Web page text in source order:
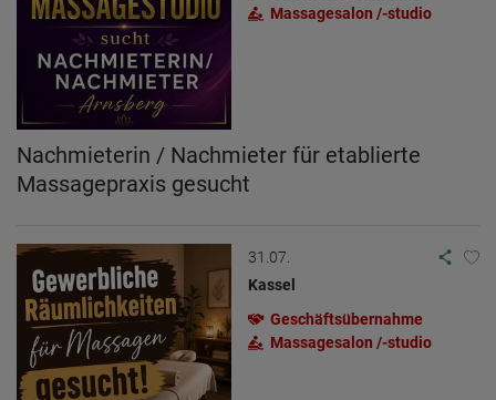
Massagesalon /-studio
Nachmieterin / Nachmieter für etablierte
Massagepraxis gesucht
31.07.
Kassel
Geschäftsübernahme
Massagesalon /-studio